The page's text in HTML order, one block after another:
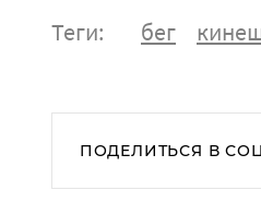
Теги: бег
ПОДЕЛИТЬСЯ В